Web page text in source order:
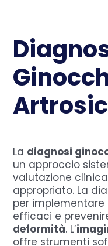
La diagnosi
un approccio
valutazione
appropriato. La
per
efficaci e
deformità. L’
offre strumenti